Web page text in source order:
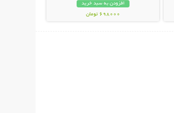
افزودن به سبد خرید
698000 تومان